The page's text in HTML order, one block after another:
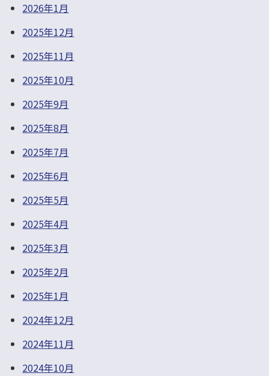
2026年1月
2025年12月
2025年11月
2025年10月
2025年9月
2025年8月
2025年7月
2025年6月
2025年5月
2025年4月
2025年3月
2025年2月
2025年1月
2024年12月
2024年11月
2024年10月